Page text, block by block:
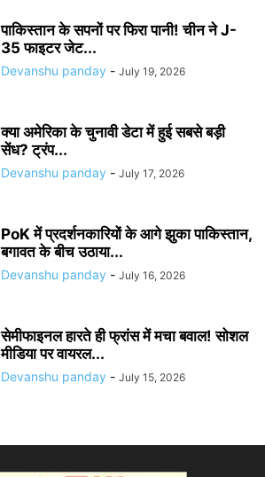
पाकिस्तान के सपनों पर फिरा पानी! चीन ने J-
35 फाइटर जेट...
Devanshu panday - July 19, 2026
क्या अमेरिका के चुनावी डेटा में हुई सबसे बड़ी
सेंध? ट्रंप...
Devanshu panday - July 17, 2026
PoK में प्रदर्शनकारियों के आगे झुका पाकिस्तान,
बगावत के बीच उठाया...
Devanshu panday - July 16, 2026
सेमीफाइनल हारते ही फ्रांस में मचा बवाल! सोशल
मीडिया पर वायरल...
Devanshu panday - July 15, 2026